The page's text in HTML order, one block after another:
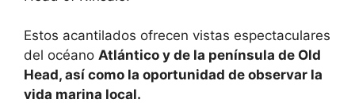
Estos acantilados ofrecen vistas espectaculares
del océano Atlántico y de la península de Old
Head, así como la oportunidad de observar la
vida marina local.